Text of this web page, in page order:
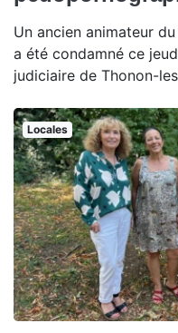
Un ancien animateur
a été condamné ce
judiciaire de Thonon-
Locales